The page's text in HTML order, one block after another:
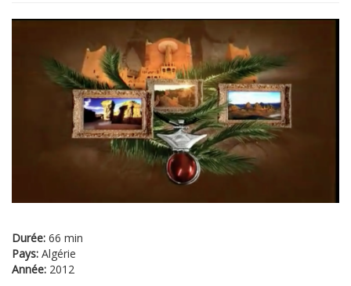
Durée: 66 min
Pays: Algérie
Année: 2012